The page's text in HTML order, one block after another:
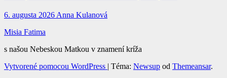
6. augusta 2026 Anna Kulanová
Misia Fatima
s našou Nebeskou Matkou v znamení kríža
Vytvorené pomocou WordPress | Téma: Newsup od Themeansar.